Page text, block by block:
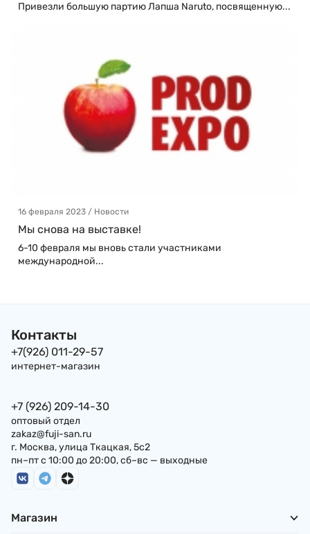
Привезли большую партию Лапша Naruto, посвященную...
16 февраля 2023 / Новости
Мы снова на выставке!
6-10 февраля мы вновь стали участниками
международной...
Контакты
+7(926) 011-29-57
интернет-магазин
+7 (926) 209-14-30
оптовый отдел
zakaz@fuji-san.ru
г. Москва, улица Ткацкая, 5с2
пн–пт с 10:00 до 20:00, сб–вс — выходные
Магазин